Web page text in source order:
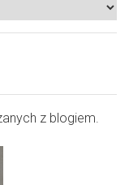
z blogiem.